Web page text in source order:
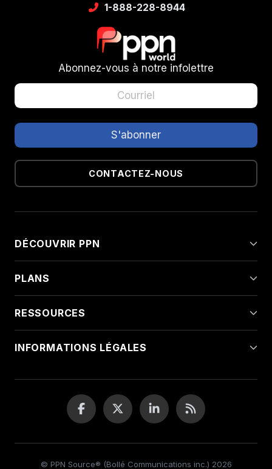
1-888-228-8944
Abonnez-vous à notre infolettre
CONTACTEZ-NOUS
DÉCOUVRIR PPN
PLANS
RESSOURCES
INFORMATIONS LÉGALES
© PPN Source® (Bollé Communications inc.) 2026